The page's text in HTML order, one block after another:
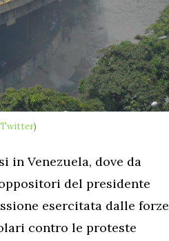
Twitter)
in Venezuela, dove da
del presidente
esercitata dalle forze
contro le proteste